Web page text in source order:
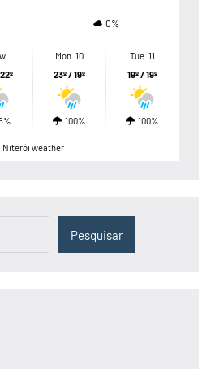
0%
Mon. 10
23º / 19º
100%
Tue. 11
19º / 19º
100%
Niterói weather
Pesquisar